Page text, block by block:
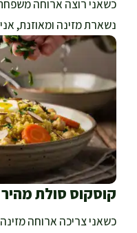
כשאני רוצה ארוחה
נשארת מזינה ומאוזנת,
קוסקוס סולת מהיר
כשאני צריכה ארוחה